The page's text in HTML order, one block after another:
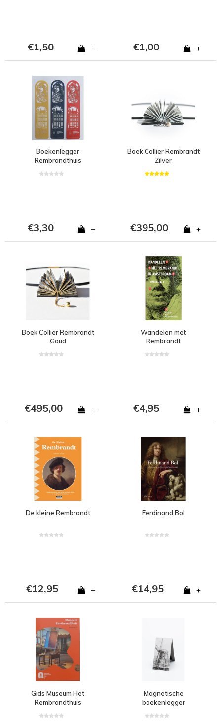
€1,50 + €1,00 +
Boekenlegger
Rembrandthuis
€3,30 +
Boek Collier Rembrandt
Zilver
€395,00 +
Boek Collier Rembrandt
Goud
€495,00 +
Wandelen met
Rembrandt
€4,95 +
De kleine Rembrandt
€12,95 +
Ferdinand Bol
€14,95 +
Gids Museum Het
Rembrandthuis
Magnetische
boekenlegger